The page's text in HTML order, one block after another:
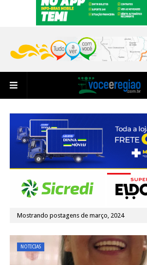
Mostrando postagens de março, 2024
NOTICIAS